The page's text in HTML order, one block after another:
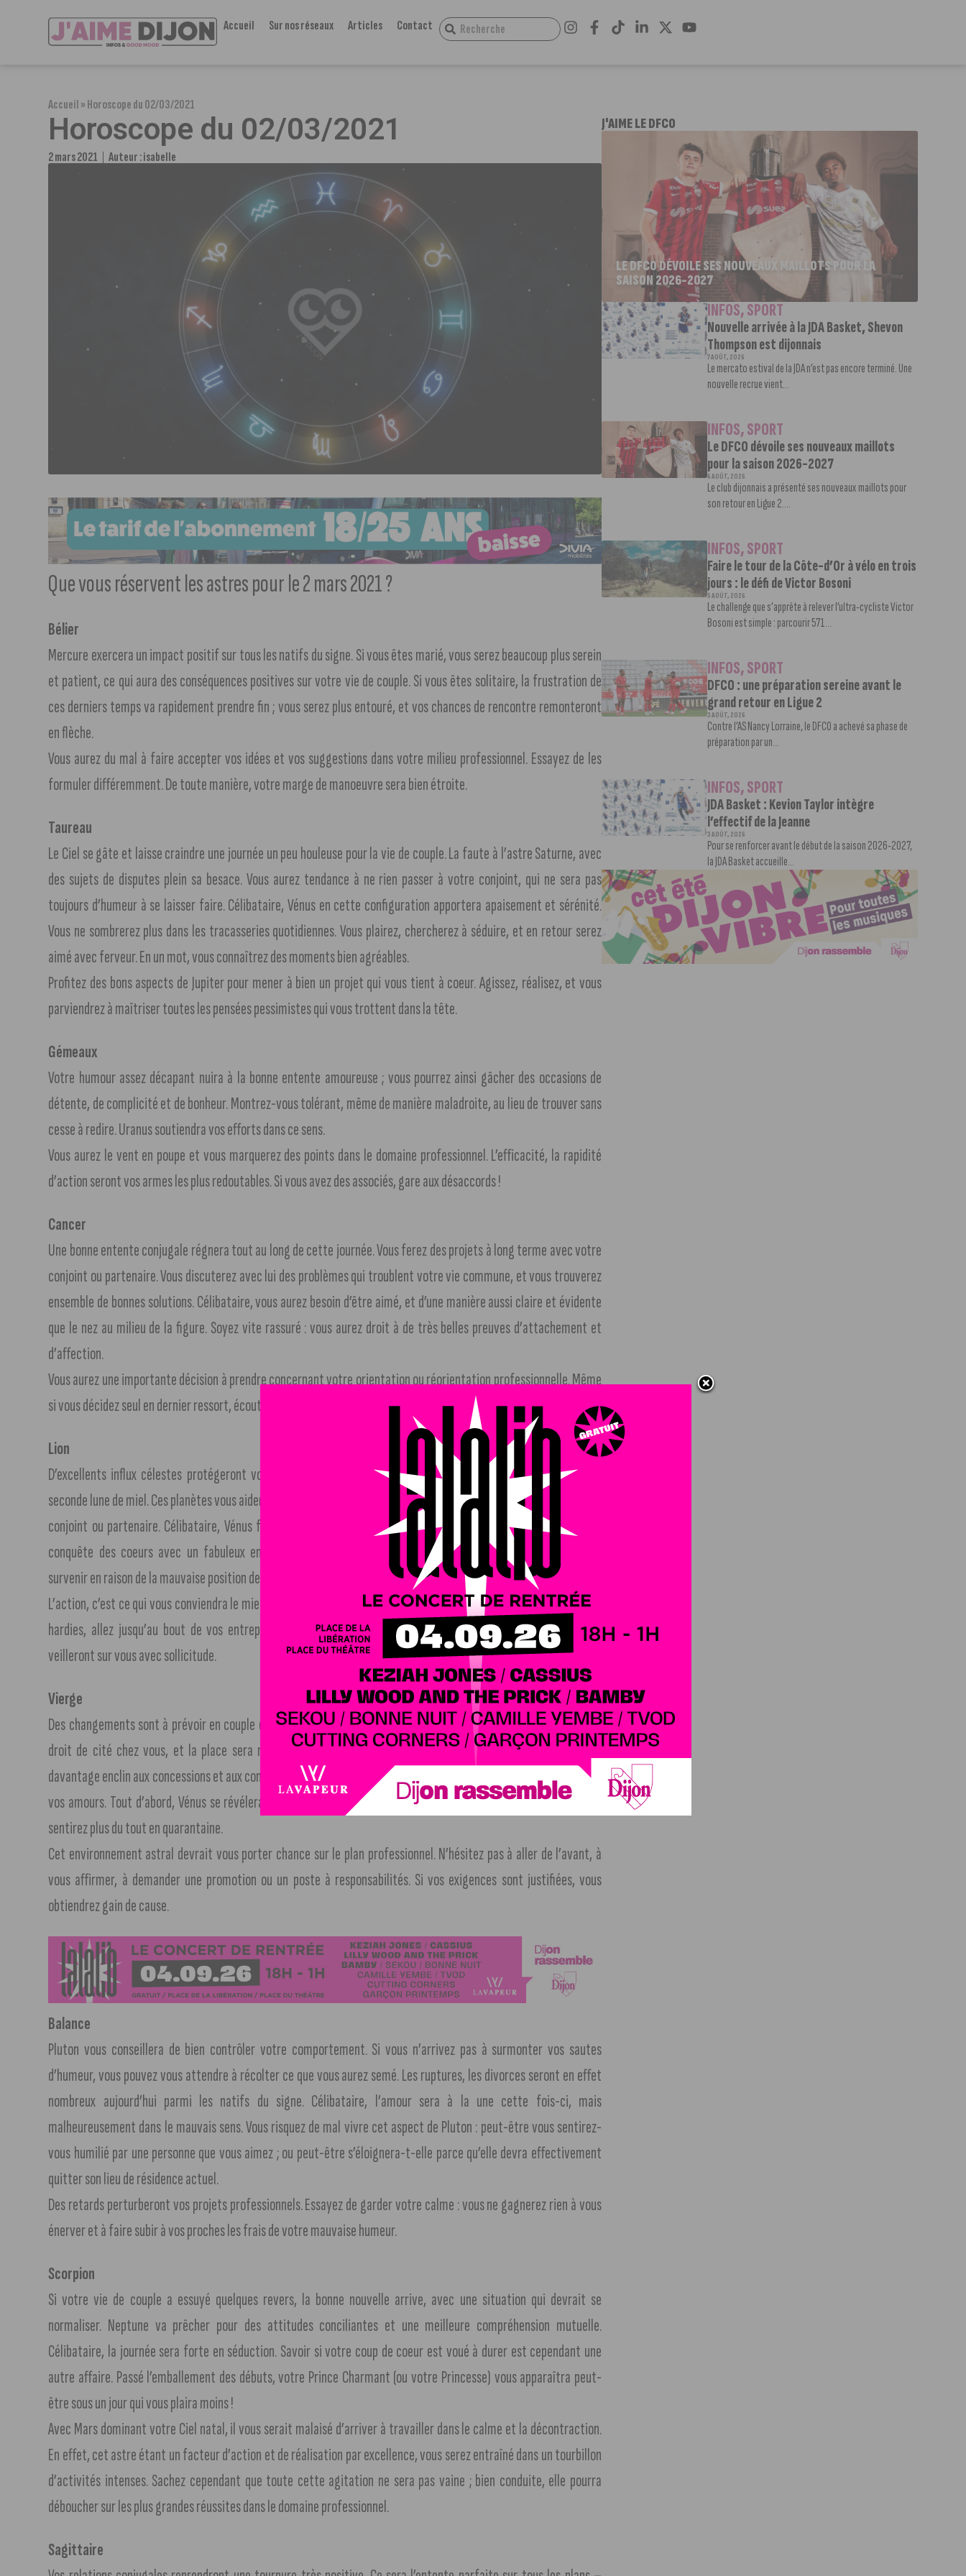
Accueil Sur nos réseaux Articles Contact
Accueil»Horoscope du 02/03/2021
Horoscope du 02/03/2021
2 mars 2021 Auteur :isabelle
Que vous réservent les astres pour le 2 mars 2021 ?
Bélier
Mercure exercera un impact positif sur tous les natifs du signe. Si vous êtes marié, vous serez beaucoup plus serein
et patient, ce qui aura des conséquences positives sur votre vie de couple. Si vous êtes solitaire, la frustration de
ces derniers temps va rapidement prendre fin ; vous serez plus entouré, et vos chances de rencontre remonteront
en flèche.
Vous aurez du mal à faire accepter vos idées et vos suggestions dans votre milieu professionnel. Essayez de les
formuler différemment. De toute manière, votre marge de manoeuvre sera bien étroite.
Taureau
Le Ciel se gâte et laisse craindre une journée un peu houleuse pour la vie de couple. La faute à l’astre Saturne, avec
des sujets de disputes plein sa besace. Vous aurez tendance à ne rien passer à votre conjoint, qui ne sera pas
toujours d’humeur à se laisser faire. Célibataire, Vénus en cette configuration apportera apaisement et sérénité.
Vous ne sombrerez plus dans les tracasseries quotidiennes. Vous plairez, chercherez à séduire, et en retour serez
aimé avec ferveur. En un mot, vous connaîtrez des moments bien agréables.
Profitez des bons aspects de Jupiter pour mener à bien un projet qui vous tient à coeur. Agissez, réalisez, et vous
parviendrez à maîtriser toutes les pensées pessimistes qui vous trottent dans la tête.
Gémeaux
Votre humour assez décapant nuira à la bonne entente amoureuse ; vous pourrez ainsi gâcher des occasions de
détente, de complicité et de bonheur. Montrez-vous tolérant, même de manière maladroite, au lieu de trouver sans
cesse à redire. Uranus soutiendra vos efforts dans ce sens.
Vous aurez le vent en poupe et vous marquerez des points dans le domaine professionnel. L’efficacité, la rapidité
d’action seront vos armes les plus redoutables. Si vous avez des associés, gare aux désaccords !
Cancer
Une bonne entente conjugale régnera tout au long de cette journée. Vous ferez des projets à long terme avec votre
conjoint ou partenaire. Vous discuterez avec lui des problèmes qui troublent votre vie commune, et vous trouverez
ensemble de bonnes solutions. Célibataire, vous aurez besoin d’être aimé, et d’une manière aussi claire et évidente
que le nez au milieu de la figure. Soyez vite rassuré : vous aurez droit à de très belles preuves d’attachement et
d’affection.
Vous aurez une importante décision à prendre concernant votre orientation ou réorientation professionnelle. Même
si vous décidez seul en dernier ressort, écoutez les avis de ceux qui vous connaissent.
Lion
D’excellents influx célestes protégeront votre vie conjugale. L’action simultanée de trois planètes promet une
seconde lune de miel. Ces planètes vous aideront à établir une relation de confiance et de respect mutuel avec votre
conjoint ou partenaire. Célibataire, Vénus formera de très bons aspects dans votre Ciel. Vous partirez donc à la
conquête des coeurs avec un fabuleux enthousiasme. Toutefois, des complications sentimentales pourraient
survenir en raison de la mauvaise position de Neptune. L’important sera de savoir exactement ce que vous voulez.
L’action, c’est ce qui vous conviendra le mieux aujourd’hui. Alors, n’hésitez pas, éclatez-vous, prenez des initiatives
hardies, allez jusqu’au bout de vos entreprises. Vous traverserez une journée des plus favorables ; les astres
veilleront sur vous avec sollicitude.
Vierge
Des changements sont à prévoir en couple dans le sens d’une nette amélioration. La mauvaise humeur n’aura plus
droit de cité chez vous, et la place sera réservée à la sérénité. Vous vous sentirez d’ailleurs plus équilibré et
davantage enclin aux concessions et aux confidences, ce qui est parfait. Célibataire, le Ciel se dégagera ce jour pour
vos amours. Tout d’abord, Vénus se révélera très favorable. Ensuite, Pluton se fera votre complice. Vous ne vous
sentirez plus du tout en quarantaine.
Cet environnement astral devrait vous porter chance sur le plan professionnel. N’hésitez pas à aller de l’avant, à
vous affirmer, à demander une promotion ou un poste à responsabilités. Si vos exigences sont justifiées, vous
obtiendrez gain de cause.
Balance
Pluton vous conseillera de bien contrôler votre comportement. Si vous n’arrivez pas à surmonter vos sautes
d’humeur, vous pouvez vous attendre à récolter ce que vous aurez semé. Les ruptures, les divorces seront en effet
nombreux aujourd’hui parmi les natifs du signe. Célibataire, l’amour sera à la une cette fois-ci, mais
malheureusement dans le mauvais sens. Vous risquez de mal vivre cet aspect de Pluton : peut-être vous sentirez-
vous humilié par une personne que vous aimez ; ou peut-être s’éloignera-t-elle parce qu’elle devra effectivement
quitter son lieu de résidence actuel.
Des retards perturberont vos projets professionnels. Essayez de garder votre calme : vous ne gagnerez rien à vous
énerver et à faire subir à vos proches les frais de votre mauvaise humeur.
Scorpion
Si votre vie de couple a essuyé quelques revers, la bonne nouvelle arrive, avec une situation qui devrait se
normaliser. Neptune va prêcher pour des attitudes conciliantes et une meilleure compréhension mutuelle.
Célibataire, la journée sera forte en séduction. Savoir si votre coup de coeur est voué à durer est cependant une
autre affaire. Passé l’emballement des débuts, votre Prince Charmant (ou votre Princesse) vous apparaîtra peut-
être sous un jour qui vous plaira moins !
Avec Mars dominant votre Ciel natal, il vous serait malaisé d’arriver à travailler dans le calme et la décontraction.
En effet, cet astre étant un facteur d’action et de réalisation par excellence, vous serez entraîné dans un tourbillon
d’activités intenses. Sachez cependant que toute cette agitation ne sera pas vaine ; bien conduite, elle pourra
déboucher sur les plus grandes réussites dans le domaine professionnel.
Sagittaire
J'AIME LE DFCO
LE DFCO DÉVOILE SES NOUVEAUX MAILLOTS POUR LA
SAISON 2026-2027
INFOS,SPORT
Nouvelle arrivée à la JDA Basket, Shevon
Thompson est dijonnais
7 AOÛT, 2026
Le mercato estival de la JDA n’est pas encore terminé. Une
nouvelle recrue vient...
INFOS,SPORT
Le DFCO dévoile ses nouveaux maillots
pour la saison 2026-2027
6 AOÛT, 2026
Le club dijonnais a présenté ses nouveaux maillots pour
son retour en Ligue 2....
INFOS,SPORT
Faire le tour de la Côte-d’Or à vélo en trois
jours : le défi de Victor Bosoni
5 AOÛT, 2026
Le challenge que s’apprête à relever l’ultra-cycliste Victor
Bosoni est simple : parcourir 571...
INFOS,SPORT
DFCO : une préparation sereine avant le
grand retour en Ligue 2
3 AOÛT, 2026
Contre l’AS Nancy Lorraine, le DFCO a achevé sa phase de
préparation par un...
INFOS,SPORT
JDA Basket : Kevion Taylor intègre
l’effectif de la Jeanne
3 AOÛT, 2026
Pour se renforcer avant le début de la saison 2026-2027,
la JDA Basket accueille...